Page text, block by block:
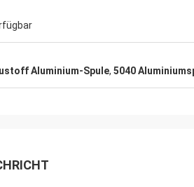
Aluminium-Spule, 5040